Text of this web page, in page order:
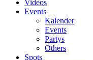
Videos
Events
Kalender
Events
Partys
Others
Spots